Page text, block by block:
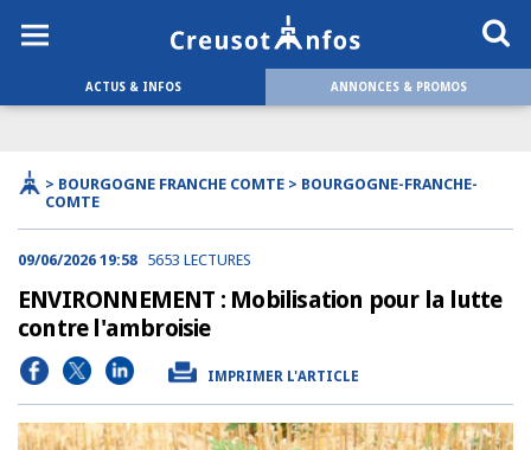
ACTUS & INFOS ANNONCES & PROMOS
> BOURGOGNE FRANCHE COMTE > BOURGOGNE-FRANCHE-
COMTE
09/06/2026 19:58 5653 LECTURES
ENVIRONNEMENT : Mobilisation pour la lutte
contre l'ambroisie
IMPRIMER L'ARTICLE